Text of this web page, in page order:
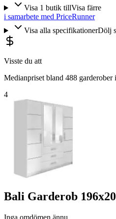
Visa 1 butik tillVisa färre
i samarbete med PriceRunner
Visa alla specifikationerDölj
Visste du att
Medianpriset bland 488 garderober
4
Bali Garderob